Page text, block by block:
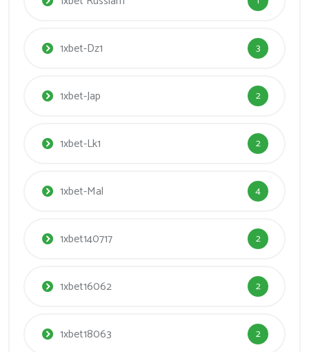
1xbet-Dz1 3
1xbet-Jap 2
1xbet-Lk1 2
1xbet-Mal 4
1xbet140717 2
1xbet16062 2
1xbet18063 2